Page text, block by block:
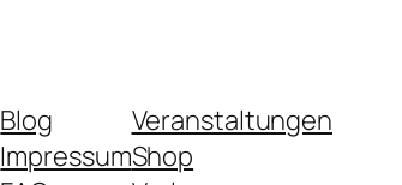
Blog
Impressum
Veranstaltungen
Shop